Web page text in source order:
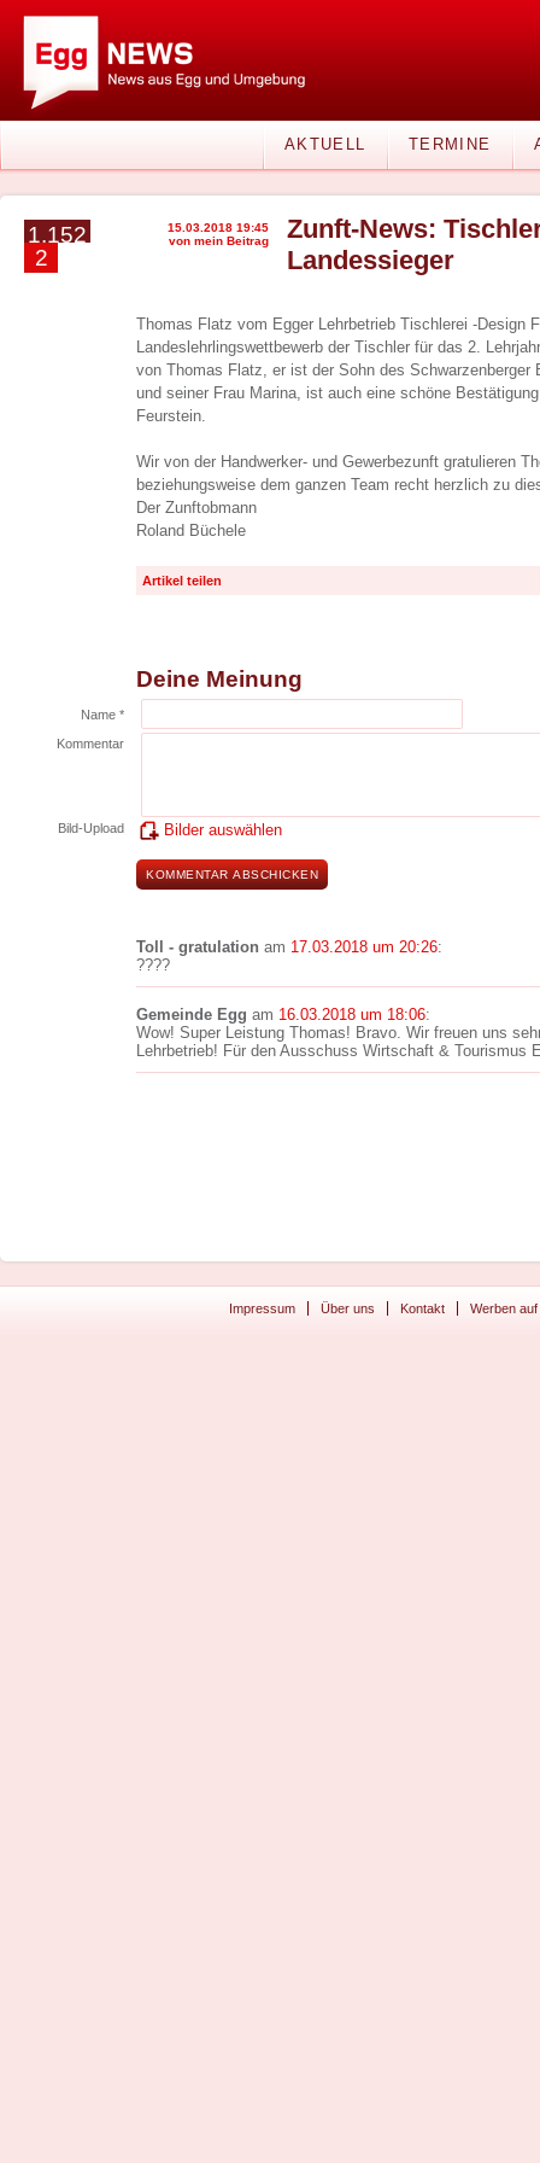
AKTUELL TERMINE
1.152
2
15.03.2018 19:45
von mein Beitrag
Zunft-News:
Landessieger
Thomas Flatz vom Egger Lehrbetrieb Tischlerei -Design
Landeslehrlingswettbewerb der Tischler für das 2.
von Thomas Flatz, er ist der Sohn des Schwarzenberger
und seiner Frau Marina, ist auch eine schöne
Feurstein.
Wir von der Handwerker- und Gewerbezunft gratulieren
beziehungsweise dem ganzen Team recht herzlich zu
Der Zunftobmann
Roland Büchele
Artikel teilen
Deine Meinung
Name *
Kommentar
Bild-Upload Bilder auswählen
Toll - gratulation am 17.03.2018 um 20:26:
????
Gemeinde Egg am 16.03.2018 um 18:06:
Wow! Super Leistung Thomas! Bravo. Wir freuen uns
Lehrbetrieb! Für den Ausschuss Wirtschaft & Tourismus
Impressum Über uns Kontakt Werben